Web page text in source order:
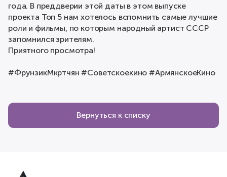
года. В преддверии этой даты в этом выпуске
проекта Топ 5 нам хотелось вспомнить самые лучшие
роли и фильмы, по которым народный артист СССР
запомнился зрителям.
Приятного просмотра!
#ФрунзикМкртчян #Советскоекино #АрмянскоеКино
Вернуться к списку